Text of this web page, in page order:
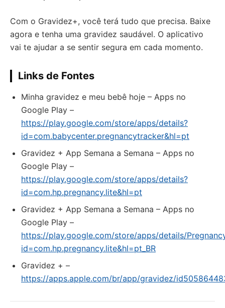
Com o Gravidez+, você terá tudo que precisa. Baixe
agora e tenha uma gravidez saudável. O aplicativo
vai te ajudar a se sentir segura em cada momento.
Links de Fontes
Minha gravidez e meu bebê hoje – Apps no
Google Play –
https://play.google.com/store/apps/details?
id=com.babycenter.pregnancytracker&hl=pt
Gravidez + App Semana a Semana – Apps no
Google Play –
https://play.google.com/store/apps/details?
id=com.hp.pregnancy.lite&hl=pt
Gravidez + App Semana a Semana – Apps no
Google Play –
https://play.google.com/store/apps/details/
id=com.hp.pregnancy.lite&hl=pt_BR
‎Gravidez + –
https://apps.apple.com/br/app/gravidez/